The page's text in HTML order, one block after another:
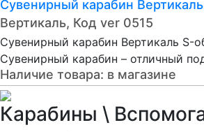
Сувенирный карабин
Вертикаль, Код ver 0515
Сувенирный карабин Вертикаль S-
Сувенирный карабин – отличный
Наличие товара: в магазине
Карабины \